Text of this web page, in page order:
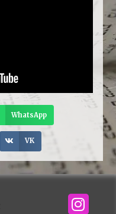
WhatsApp
VK